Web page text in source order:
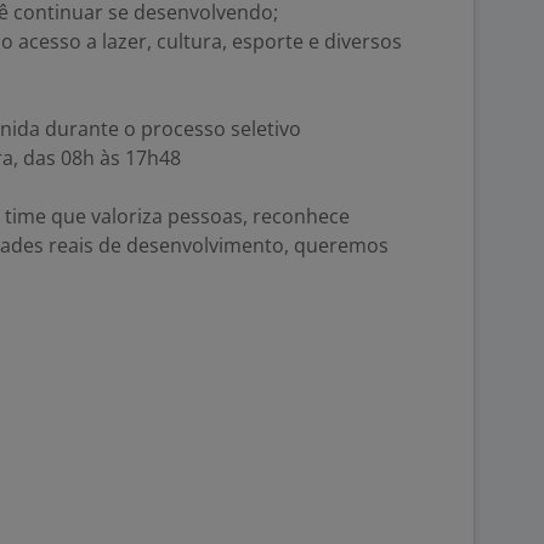
continuar se desenvolvendo;
acesso a lazer, cultura, esporte e diversos
durante o processo seletivo
das 08h às 17h48
que valoriza pessoas, reconhece
reais de desenvolvimento, queremos